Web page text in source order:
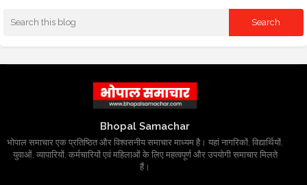
Bhopal Samachar
भोपाल समाचार एक प्रतिष्ठित और विश्वसनीय समाचार माध्यम है। यहां नागरिकों, विद्यार्थियों,
युवाओं, व्यापारियों, कर्मचारियों एवं महिलाओं के लिए महत्वपूर्ण और उपयोगी समाचार मिलते
हैं।